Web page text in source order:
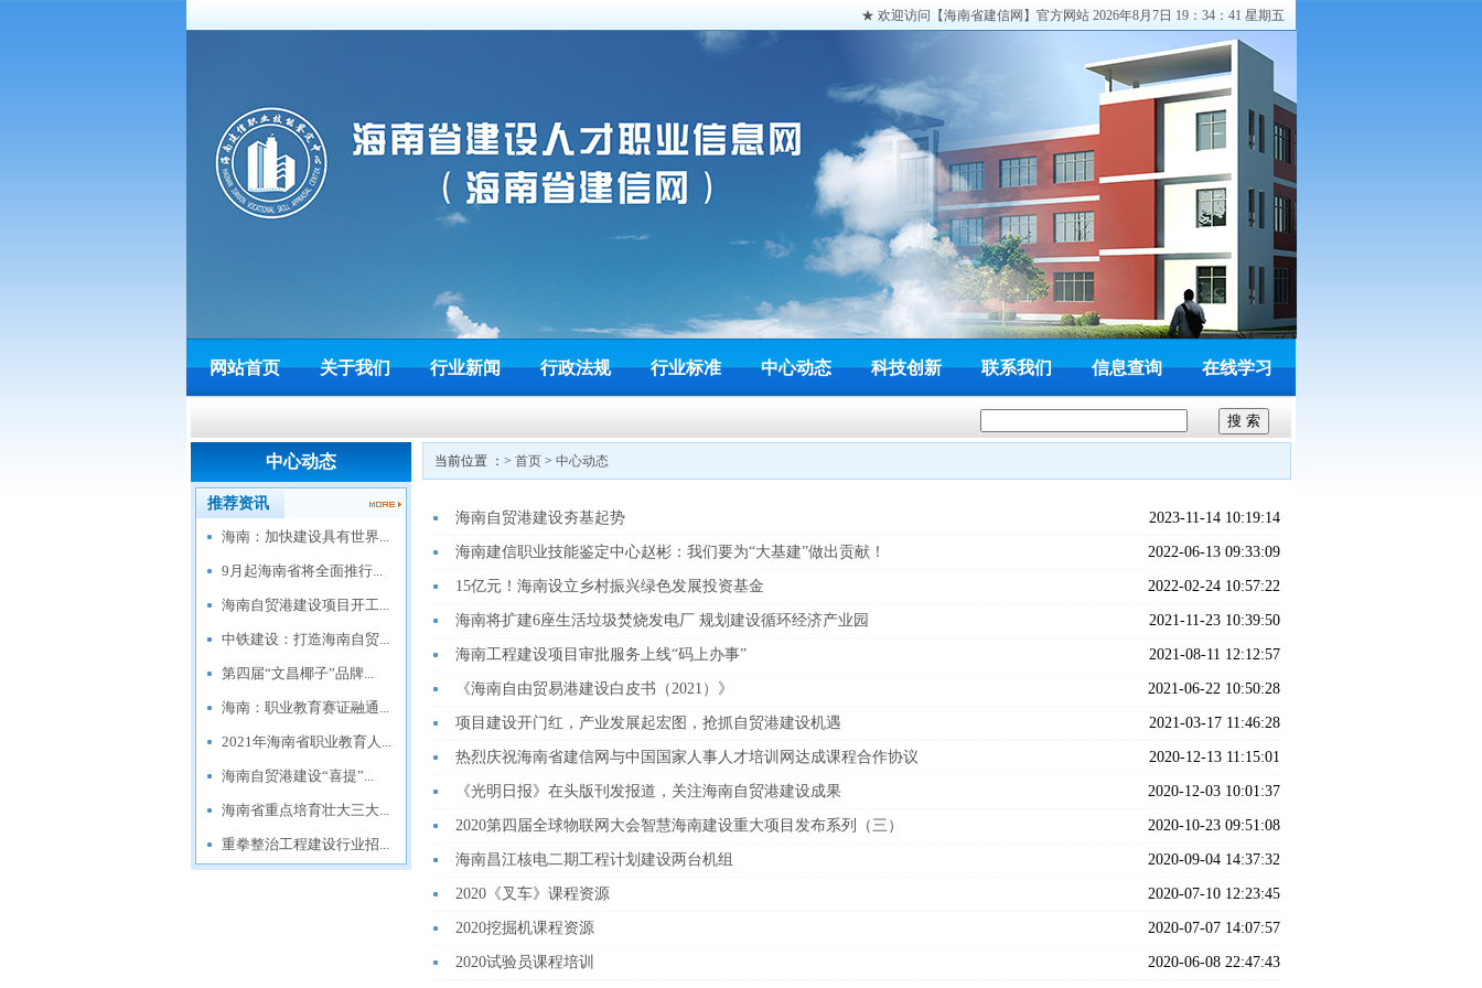
★ 欢迎访问【海南省建信网】官方网站 2026年8月7日 19：34：41 星期五
网站首页 关于我们 行业新闻 行政法规 行业标准 中心动态 科技创新 联系我们 信息查询 在线学习
中心动态
推荐资讯
海南：加快建设具有世界...
9月起海南省将全面推行...
海南自贸港建设项目开工...
中铁建设：打造海南自贸...
第四届“文昌椰子”品牌...
海南：职业教育赛证融通...
2021年海南省职业教育人...
海南自贸港建设“喜提”...
海南省重点培育壮大三大...
重拳整治工程建设行业招...
当前位置 ：> 首页 > 中心动态
2023-11-14 10:19:14
海南自贸港建设夯基起势
2022-06-13 09:33:09
海南建信职业技能鉴定中心赵彬：我们要为“大基建”做出贡献！
2022-02-24 10:57:22
15亿元！海南设立乡村振兴绿色发展投资基金
2021-11-23 10:39:50
海南将扩建6座生活垃圾焚烧发电厂 规划建设循环经济产业园
2021-08-11 12:12:57
海南工程建设项目审批服务上线“码上办事”
2021-06-22 10:50:28
《海南自由贸易港建设白皮书（2021）》
2021-03-17 11:46:28
项目建设开门红，产业发展起宏图，抢抓自贸港建设机遇
2020-12-13 11:15:01
热烈庆祝海南省建信网与中国国家人事人才培训网达成课程合作协议
2020-12-03 10:01:37
《光明日报》在头版刊发报道，关注海南自贸港建设成果
2020-10-23 09:51:08
2020第四届全球物联网大会智慧海南建设重大项目发布系列（三）
2020-09-04 14:37:32
海南昌江核电二期工程计划建设两台机组
2020-07-10 12:23:45
2020《叉车》课程资源
2020-07-07 14:07:57
2020挖掘机课程资源
2020-06-08 22:47:43
2020试验员课程培训